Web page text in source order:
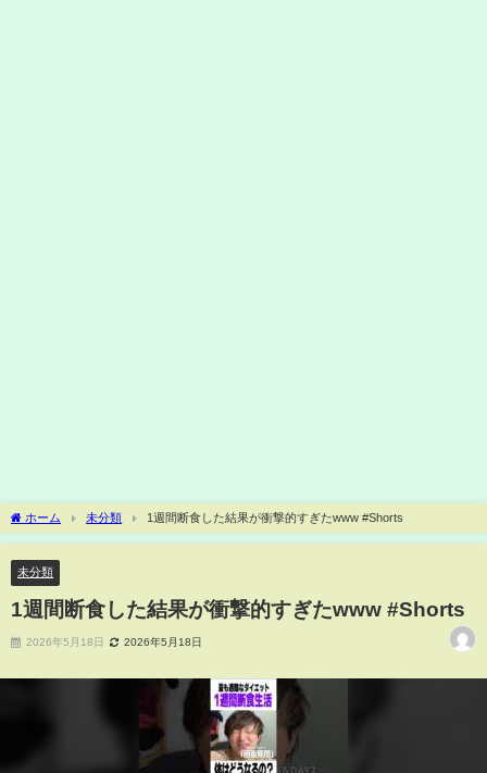
ホーム 未分類 1週間断食した結果が衝撃的すぎたwww #Shorts
未分類
1週間断食した結果が衝撃的すぎたwww #Shorts
2026年5月18日 2026年5月18日